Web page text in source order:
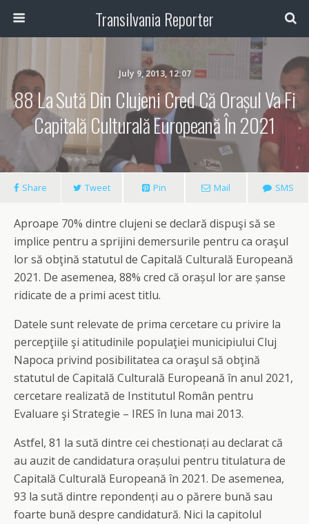
Transilvania Reporter
July 9, 2013, 12:07
88 La Sută Din Clujeni Cred Că Orașul Va Fi
Capitală Culturală Europeană În 2021
Share Tweet Pin Mail SMS
Aproape 70% dintre clujeni se declară dispuşi să se
implice pentru a sprijini demersurile pentru ca oraşul
lor să obţină statutul de Capitală Culturală Europeană
2021. De asemenea, 88% cred că orașul lor are șanse
ridicate de a primi acest titlu.
Datele sunt relevate de prima cercetare cu privire la
percepţiile şi atitudinile populaţiei municipiului Cluj
Napoca privind posibilitatea ca oraşul să obţină
statutul de Capitală Culturală Europeană în anul 2021,
cercetare realizată de Institutul Român pentru
Evaluare şi Strategie – IRES în luna mai 2013.
Astfel, 81 la sută dintre cei chestionați au declarat că
au auzit de candidatura orașului pentru titulatura de
Capitală Culturală Europeană în 2021. De asemenea,
93 la sută dintre repondenți au o părere bună sau
foarte bună despre candidatură. Nici la capitolul